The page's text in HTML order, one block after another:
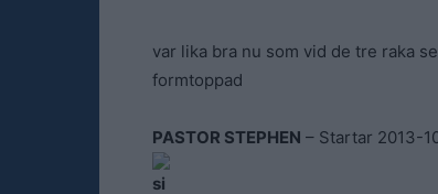
var lika bra nu som vid de tre raka
formtoppad
PASTOR STEPHEN – Startar 2013-